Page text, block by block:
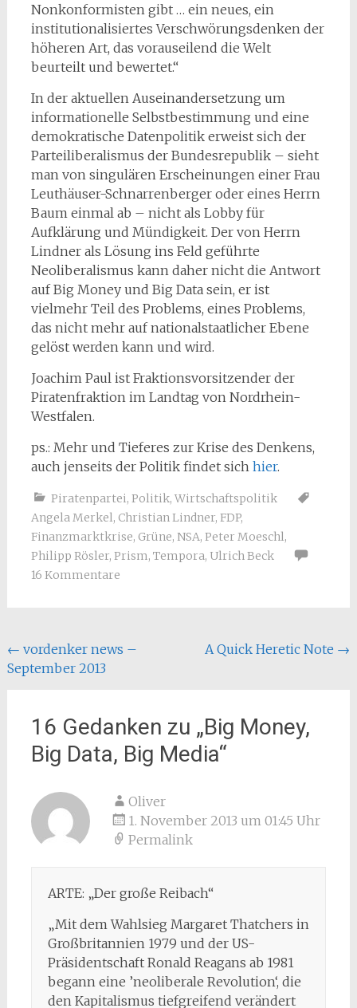
Nonkonformisten gibt … ein neues, ein
institutionalisiertes Verschwörungsdenken der
höheren Art, das vorauseilend die Welt
beurteilt und bewertet.“
In der aktuellen Auseinandersetzung um
informationelle Selbstbestimmung und eine
demokratische Datenpolitik erweist sich der
Parteiliberalismus der Bundesrepublik – sieht
man von singulären Erscheinungen einer Frau
Leuthäuser-Schnarrenberger oder eines Herrn
Baum einmal ab – nicht als Lobby für
Aufklärung und Mündigkeit. Der von Herrn
Lindner als Lösung ins Feld geführte
Neoliberalismus kann daher nicht die Antwort
auf Big Money und Big Data sein, er ist
vielmehr Teil des Problems, eines Problems,
das nicht mehr auf nationalstaatlicher Ebene
gelöst werden kann und wird.
Joachim Paul ist Fraktionsvorsitzender der
Piratenfraktion im Landtag von Nordrhein-
Westfalen.
ps.: Mehr und Tieferes zur Krise des Denkens,
auch jenseits der Politik findet sich hier.
Piratenpartei, Politik, Wirtschaftspolitik
Angela Merkel, Christian Lindner, FDP,
Finanzmarktkrise, Grüne, NSA, Peter Moeschl,
Philipp Rösler, Prism, Tempora, Ulrich Beck
16 Kommentare
Beitragsnavigation
← vordenker news –
September 2013
A Quick Heretic Note →
16 Gedanken zu „Big Money,
Big Data, Big Media“
Oliver
1. November 2013 um 01:45 Uhr
Permalink
ARTE: „Der große Reibach“
„Mit dem Wahlsieg Margaret Thatchers in
Großbritannien 1979 und der US-
Präsidentschaft Ronald Reagans ab 1981
begann eine ’neoliberale Revolution‘, die
den Kapitalismus tiefgreifend verändert